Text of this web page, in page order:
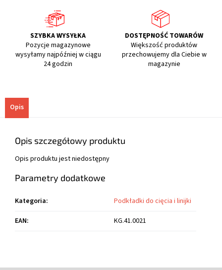
SZYBKA WYSYŁKA
Pozycje magazynowe
wysyłamy najpóźniej w ciągu
24 godzin
DOSTĘPNOŚĆ TOWARÓW
Większość produktów
przechowujemy dla Ciebie w
magazynie
Opis
Opis szczegółowy produktu
Opis produktu jest niedostępny
Parametry dodatkowe
Kategoria:
Podkładki do cięcia i linijki
EAN: KG.41.0021